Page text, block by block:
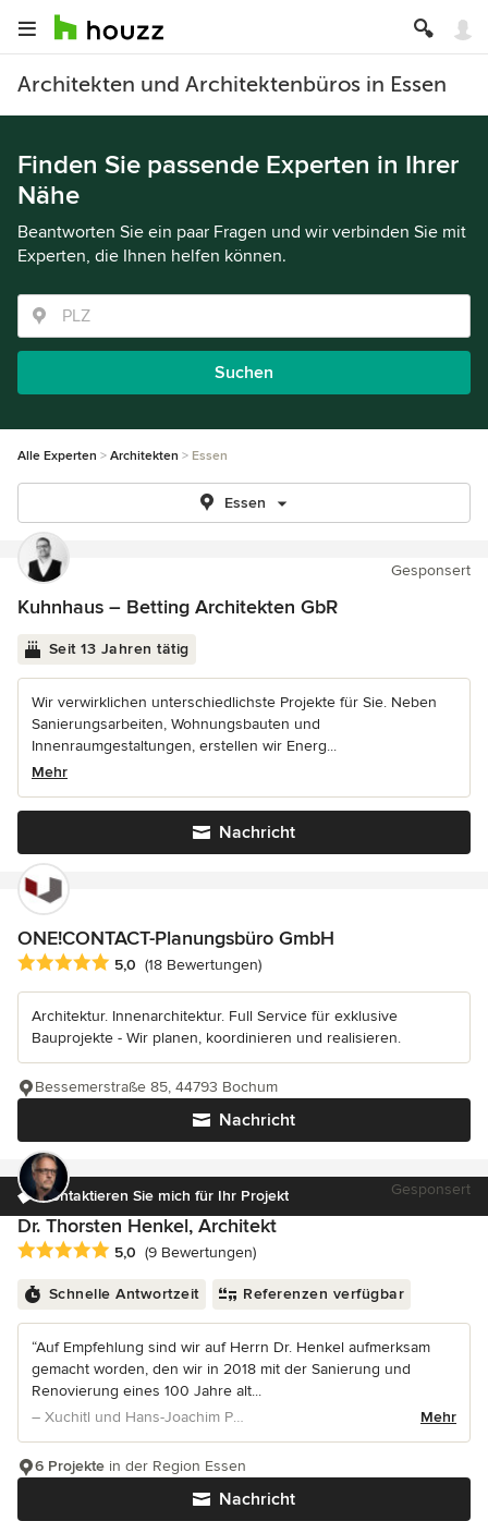
Architekten und Architektenbüros in Essen
Finden Sie passende Experten in Ihrer
Nähe
Beantworten Sie ein paar Fragen und wir verbinden Sie mit
Experten, die Ihnen helfen können.
Suchen
Alle Experten Architekten Essen
Essen
Gesponsert
Kuhnhaus – Betting Architekten GbR
Seit 13 Jahren tätig
Wir verwirklichen unterschiedlichste Projekte für Sie. Neben
Sanierungsarbeiten, Wohnungsbauten und
Innenraumgestaltungen, erstellen wir Energ...
Mehr
Nachricht
ONE!CONTACT-Planungsbüro GmbH
Durchschnittliche Bewertung: 5 von 5 Sternen
5,0 (18 Bewertungen)
Architektur. Innenarchitektur. Full Service für exklusive
Bauprojekte - Wir planen, koordinieren und realisieren.
Nachricht
Bessemerstraße 85, 44793 Bochum
Kontaktieren Sie mich für Ihr Projekt Gesponsert
Dr. Thorsten Henkel, Architekt
Durchschnittliche Bewertung: 5 von 5 Sternen
5,0 (9 Bewertungen)
Schnelle Antwortzeit Referenzen verfügbar
“Auf Empfehlung sind wir auf Herrn Dr. Henkel aufmerksam
gemacht worden, den wir in 2018 mit der Sanierung und
Renovierung eines 100 Jahre alt...
– Xuchitl und Hans-Joachim Pein
Mehr
Nachricht
6 Projekte in der Region Essen